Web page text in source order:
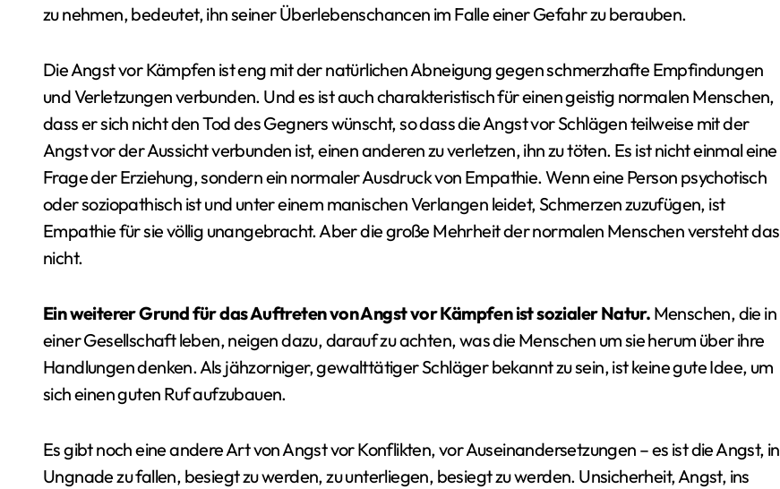
zu nehmen, bedeutet, ihn seiner Überlebenschancen im Falle einer Gefahr zu berauben.
Die Angst vor Kämpfen ist eng mit der natürlichen Abneigung gegen schmerzhafte Empfindungen
und Verletzungen verbunden. Und es ist auch charakteristisch für einen geistig normalen Menschen,
dass er sich nicht den Tod des Gegners wünscht, so dass die Angst vor Schlägen teilweise mit der
Angst vor der Aussicht verbunden ist, einen anderen zu verletzen, ihn zu töten. Es ist nicht einmal eine
Frage der Erziehung, sondern ein normaler Ausdruck von Empathie. Wenn eine Person psychotisch
oder soziopathisch ist und unter einem manischen Verlangen leidet, Schmerzen zuzufügen, ist
Empathie für sie völlig unangebracht. Aber die große Mehrheit der normalen Menschen versteht das
nicht.
Ein weiterer Grund für das Auftreten von Angst vor Kämpfen ist sozialer Natur. Menschen, die in
einer Gesellschaft leben, neigen dazu, darauf zu achten, was die Menschen um sie herum über ihre
Handlungen denken. Als jähzorniger, gewalttätiger Schläger bekannt zu sein, ist keine gute Idee, um
sich einen guten Ruf aufzubauen.
Es gibt noch eine andere Art von Angst vor Konflikten, vor Auseinandersetzungen – es ist die Angst, in
Ungnade zu fallen, besiegt zu werden, zu unterliegen, besiegt zu werden. Unsicherheit, Angst, ins